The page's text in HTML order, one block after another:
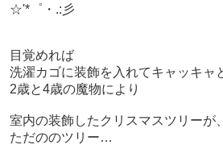
☆'*゜・.:彡
目覚めれば
洗濯カゴに装飾を入れてキャッキャ
2歳と4歳の魔物により
室内の装飾したクリスマスツリーが、
ただののツリー…